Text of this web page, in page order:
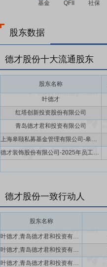
股东数据
德才股份十大流通股东
股东名称
叶德才
红塔创新投资股份有限公司
青岛德才君和投资有限公司
上海皋颐私募基金管理有限公司-皋颐辰焱1号私募证券投资基金
德才装饰股份有限公司-2025年员工持股计划
德才股份一致行动人
股东名称
叶德才,青岛德才君和投资有限公司,叶得森
叶德才,青岛德才君和投资有限公司,叶得森
叶德才,青岛德才君和投资有限公司,叶得森